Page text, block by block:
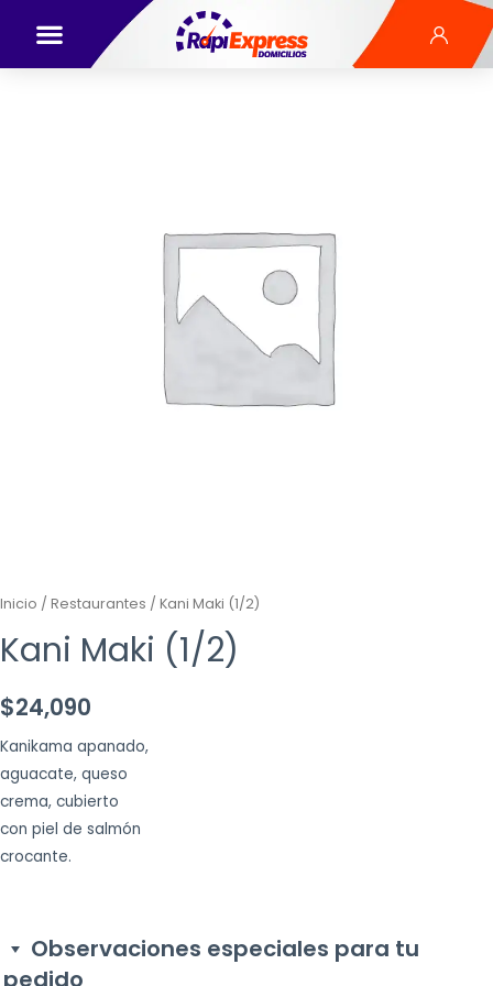
Inicio / Restaurantes / Kani Maki (1/2)
Kani Maki (1/2)
$24,090
Kanikama apanado,
aguacate, queso
crema, cubierto
con piel de salmón
crocante.
Observaciones especiales para tu
pedido